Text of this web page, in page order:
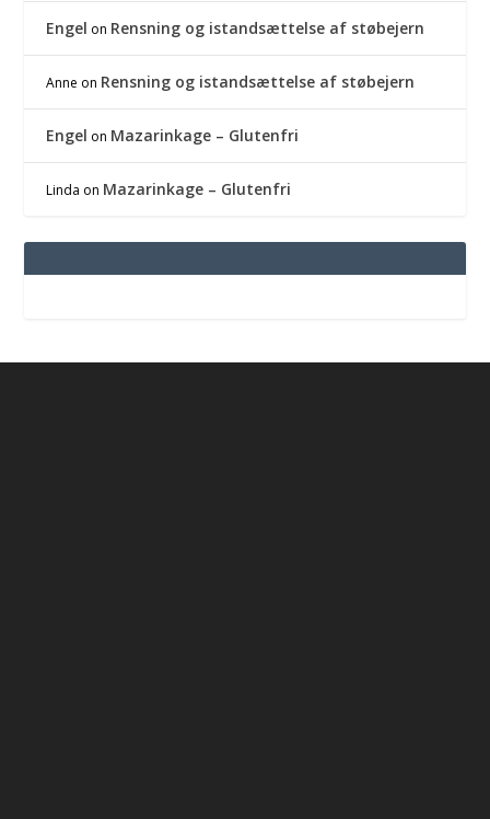
Engel on Rensning og istandsættelse af støbejern
Anne on Rensning og istandsættelse af støbejern
Engel on Mazarinkage – Glutenfri
Linda on Mazarinkage – Glutenfri